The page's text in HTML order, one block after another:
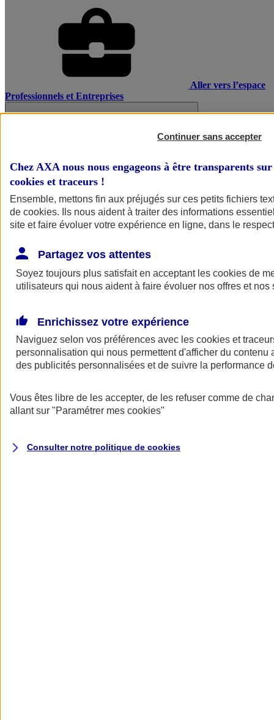
Aller vers l’espace
Professionnels et Entreprises
AXA Assurance
Continuer sans accepter
Chez AXA nous nous engageons à être transparents
cookies et traceurs !
Ensemble, mettons fin aux préjugés sur ces petits fichiers
de cookies. Ils nous aident à traiter des informations
site et faire évoluer votre expérience en ligne, dans le
Partagez vos attentes
Soyez toujours plus satisfait en acceptant les cookies de
utilisateurs qui nous aident à faire évoluer nos offres et nos
Enrichissez votre expérience
Naviguez selon vos préférences avec les cookies et
personnalisation qui nous permettent d'afficher du contenu
des publicités personnalisées et de suivre la performance
Vous êtes libre de les accepter, de les refuser comme de
allant sur "Paramétrer mes cookies"
Consulter notre politique de cookies